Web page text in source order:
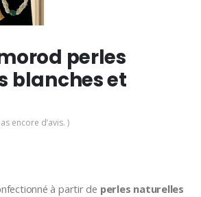
perles
blanches et
encore d’avis. )
à partir de perles naturelles